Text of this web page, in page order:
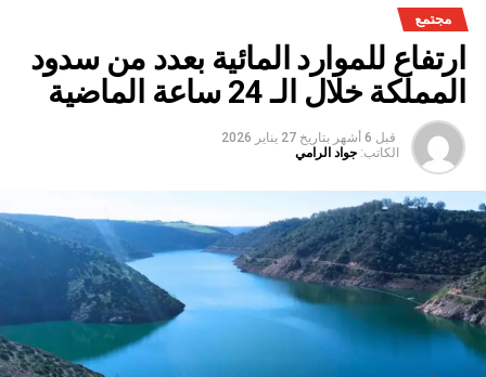
مجتمع
ارتفاع للموارد المائية بعدد من سدود
المملكة خلال الـ 24 ساعة الماضية
قبل 6 أشهر بتاريخ 27 يناير 2026
الكاتب: جواد الرامي